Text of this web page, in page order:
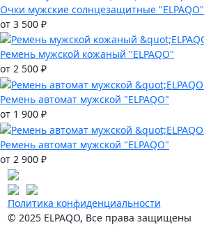
Очки мужские солнцезащитные "ELPAQO"
от 3 500 ₽
Ремень мужской кожаный "ELPAQO"
от 2 500 ₽
Ремень автомат мужской "ELPAQO"
от 1 900 ₽
Ремень автомат мужской "ELPAQO"
от 2 900 ₽
Политика конфиденциальности
© 2025 ELPAQO, Все права защищены